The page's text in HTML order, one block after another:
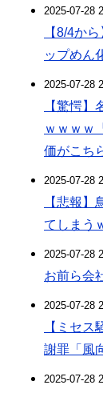
2025-07-28
【8/4か
ップめん
2025-07-28
【驚愕
ｗｗｗｗ
価がこち
2025-07-28
【悲報
てしまう
2025-07-28
お前ら会
2025-07-28
【ミセ
謝罪「風
2025-07-28